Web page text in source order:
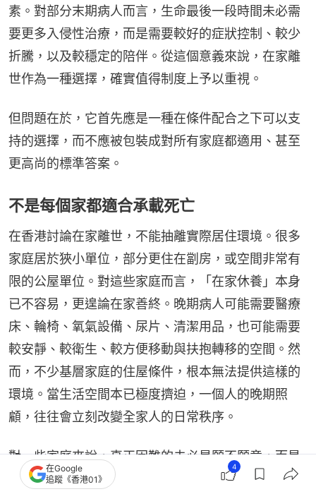
素。對部分末期病人而言，生命最後一段時間未必需
要更多入侵性治療，而是需要較好的症狀控制、較少
折騰，以及較穩定的陪伴。從這個意義來說，在家離
世作為一種選擇，確實值得制度上予以重視。
但問題在於，它首先應是一種在條件配合之下可以支
持的選擇，而不應被包裝成對所有家庭都適用、甚至
更高尚的標準答案。
不是每個家都適合承載死亡
在香港討論在家離世，不能抽離實際居住環境。很多
家庭居於狹小單位，部分更住在劏房，或空間非常有
限的公屋單位。對這些家庭而言，「在家休養」本身
已不容易，更遑論在家善終。晚期病人可能需要醫療
床、輪椅、氧氣設備、尿片、清潔用品，也可能需要
較安靜、較衛生、較方便移動與扶抱轉移的空間。然
而，不少基層家庭的住屋條件，根本無法提供這樣的
環境。當生活空間本已極度擠迫，一個人的晚期照
顧，往往會立刻改變全家人的日常秩序。
對一些家庭來說，真正困難的未必是願不願意，而是
做不做得到。家中可能還有幼童、長者、其他病患，
在Google
追蹤《香港01》
4